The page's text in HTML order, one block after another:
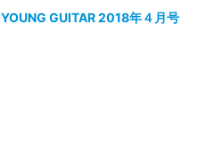
YOUNG GUITAR 2018年４月号